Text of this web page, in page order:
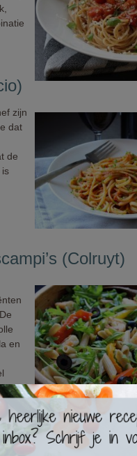
zijn
dat
de
is
(Colruyt)
en